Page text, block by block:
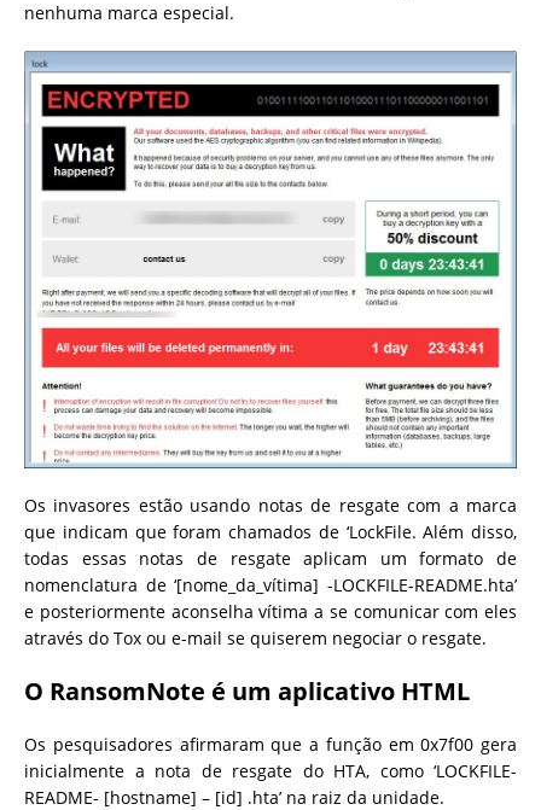
nenhuma marca especial.
Os invasores estão usando notas de resgate com a marca
que indicam que foram chamados de ‘LockFile. Além disso,
todas essas notas de resgate aplicam um formato de
nomenclatura de ‘[nome_da_vítima] -LOCKFILE-README.hta’
e posteriormente aconselha vítima a se comunicar com eles
através do Tox ou e-mail se quiserem negociar o resgate.
O RansomNote é um aplicativo HTML
Os pesquisadores afirmaram que a função em 0x7f00 gera
inicialmente a nota de resgate do HTA, como ‘LOCKFILE-
README- [hostname] – [id] .hta’ na raiz da unidade.